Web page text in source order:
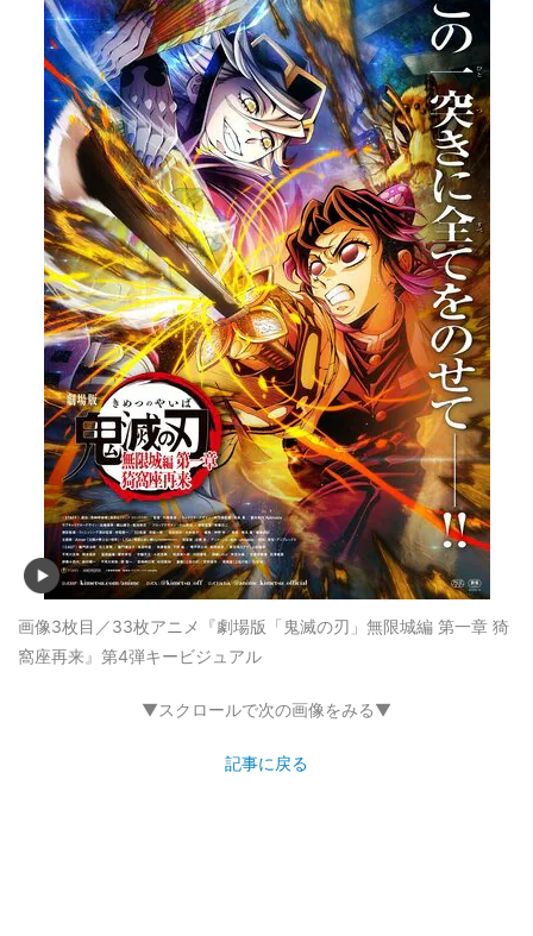
画像3枚目／33枚アニメ『劇場版「鬼滅の刃」無限城編 第一章 猗
窩座再来』第4弾キービジュアル
▼スクロールで次の画像をみる▼
記事に戻る